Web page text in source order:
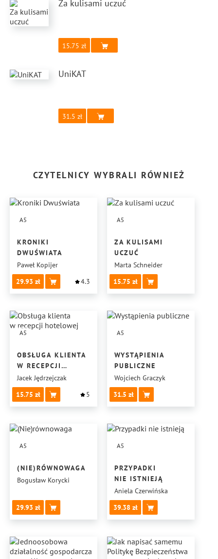
Za kulisami uczuć
15.75
UniKAT
31.5
CZYTELNICY WYBRALI RÓWNIEŻ
A5
KRONIKI
DWUŚWIATA
Paweł Kopijer
29.93
4.3
A5
ZA KULISAMI
UCZUĆ
Marta Schneider
15.75
A5
OBSŁUGA KLIENTA
W RECEPCJI
HOTELOWEJ
Jacek Jędrzejczak
15.75
5
A5
WYSTĄPIENIA
PUBLICZNE
Wojciech Graczyk
31.5
A5
(NIE)RÓWNOWAGA
Bogusław Korycki
29.93
A5
PRZYPADKI
NIE ISTNIEJĄ
Aniela Czerwińska
39.38